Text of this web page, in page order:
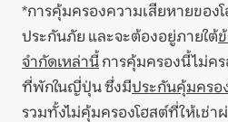
*การคุ้มครองความเสียหายของ
ประกันภัย และจะต้องอยู่ภายใต้
จำกัดเหล่านี้การคุ้มครองนี้ไม่ค
ที่พักในญี่ปุ่น ซึ่งมีประกันคุ้มคร
รวมทั้งไม่คุ้มครองโฮสต์ที่ให้เช่า